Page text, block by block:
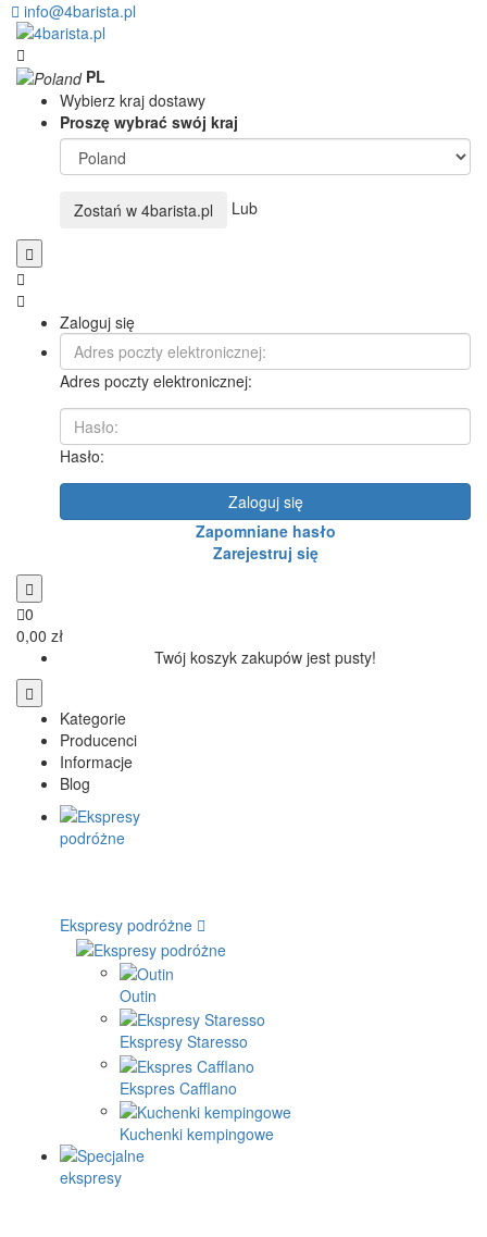
info@4barista.pl
PL
Wybierz kraj dostawy
Proszę wybrać swój kraj
Zostań w 4barista.pl Lub
Zaloguj się
Adres poczty elektronicznej:
Hasło:
Zaloguj się
Zapomniane hasło
Zarejestruj się
0
0,00 zł
Twój koszyk zakupów jest pusty!
Kategorie
Producenci
Informacje
Blog
Ekspresy podróżne
Outin
Ekspresy Staresso
Ekspres Cafflano
Kuchenki kempingowe